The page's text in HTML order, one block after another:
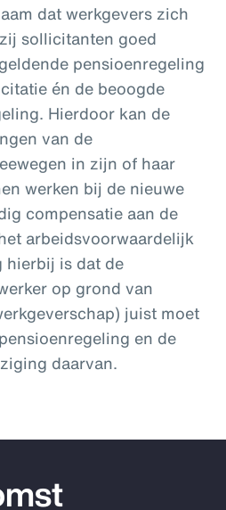
dat werkgevers zich
sollicitanten goed
pensioenregeling
én de beoogde
Hierdoor kan de
van de
in zijn of haar
werken bij de nieuwe
compensatie aan de
arbeidsvoorwaardelijk
hierbij is dat de
op grond van
juist moet
en de
daarvan.